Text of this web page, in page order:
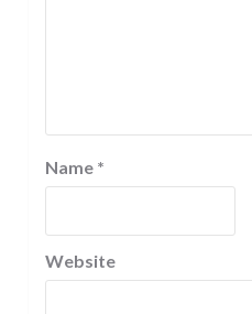
Name *
Website